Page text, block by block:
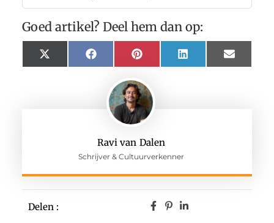
Ravi van Dalen
Schrijver & Cultuurverkenner
Delen :
Goed artikel? Deel hem dan op:
X
(Twitter)
FacebookPinterest LinkedIn Email